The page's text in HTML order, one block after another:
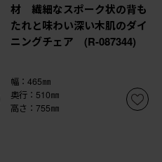
材 繊細なスポーク状の背も
たれと味わい深い木肌のダイ
ニングチェア (R-087344)
幅：465㎜
奥行：510㎜
高さ：755㎜